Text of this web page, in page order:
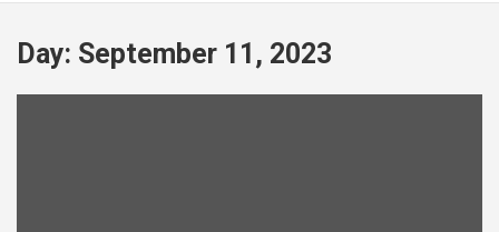
Day: September 11, 2023